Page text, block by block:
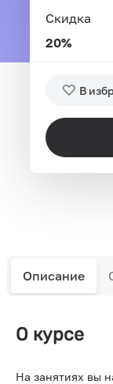
Скидка
20%
В
Описание
О курсе
На занятиях вы